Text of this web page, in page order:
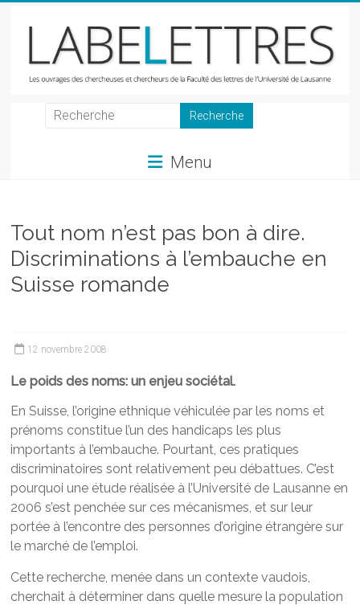
LabeLettres
et
chercheurs
de
la
lettres
Menu
Tout nom n’est pas bon à dire.
Discriminations à l’embauche en
Suisse romande
12 novembre 2008
Le poids des noms: un enjeu sociétal.
En Suisse, l’origine ethnique véhiculée par les noms et
prénoms constitue l’un des handicaps les plus
importants à l’embauche. Pourtant, ces pratiques
discriminatoires sont relativement peu débattues. C’est
pourquoi une étude réalisée à l’Université de Lausanne en
2006 s’est penchée sur ces mécanismes, et sur leur
portée à l’encontre des personnes d’origine étrangère sur
le marché de l’emploi.
Cette recherche, menée dans un contexte vaudois,
cherchait à déterminer dans quelle mesure la population